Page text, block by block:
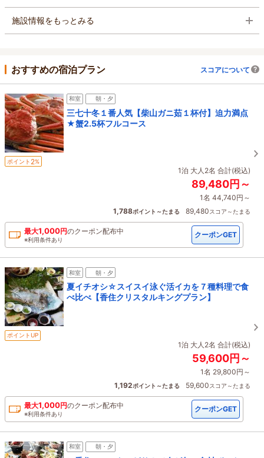
施設情報をもっとみる
おすすめの宿泊プラン スコアについて
和室 朝・夕
三七十冬１番人気【柴山ガニ茹１杯付】迫力満点
★蟹2.5杯フルコース
ポイント 2%
1泊 大人2名 合計(税込)
89,480円～
1名 44,740円～
1,788ポイント～たまる 89,480スコア～たまる
最大1,000円のクーポン配布中
※利用条件あり
クーポンGET
和室 朝・夕
夏イチオシ☆スイスイ泳ぐ活イカを７種料理で食
べ比べ【香住クリスタルキングプラン】
ポイントUP
1泊 大人2名 合計(税込)
59,600円～
1名 29,800円～
1,192ポイント～たまる 59,600スコア～たまる
最大1,000円のクーポン配布中
※利用条件あり
クーポンGET
和室 朝・夕